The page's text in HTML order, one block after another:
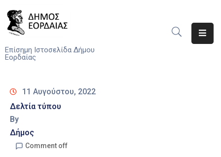
Επίσημη Ιστοσελίδα Δήμου
Εορδαίας
Υπηρεσίες
Του
Δήμου
11 Αυγούστου, 2022
Δελτία τύπου
By
Δήμος
Comment off